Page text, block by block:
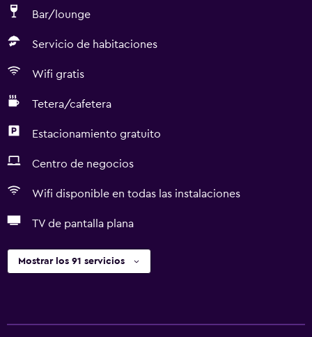
Bar/lounge
Servicio de habitaciones
Wifi gratis
Tetera/cafetera
Estacionamiento gratuito
Centro de negocios
Wifi disponible en todas las instalaciones
TV de pantalla plana
Mostrar los 91 servicios